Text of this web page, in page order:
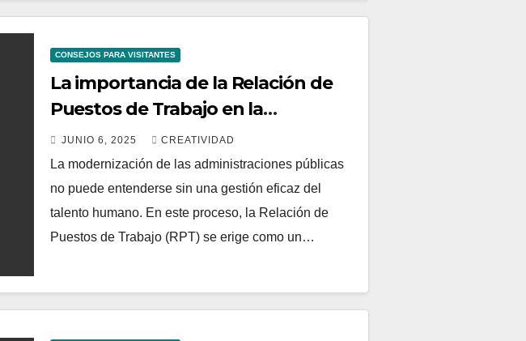
CONSEJOS PARA VISITANTES
La importancia de la Relación de
Puestos de Trabajo en la
modernización del sector público
JUNIO 6, 2025 CREATIVIDAD
La modernización de las administraciones públicas
no puede entenderse sin una gestión eficaz del
talento humano. En este proceso, la Relación de
Puestos de Trabajo (RPT) se erige como un…